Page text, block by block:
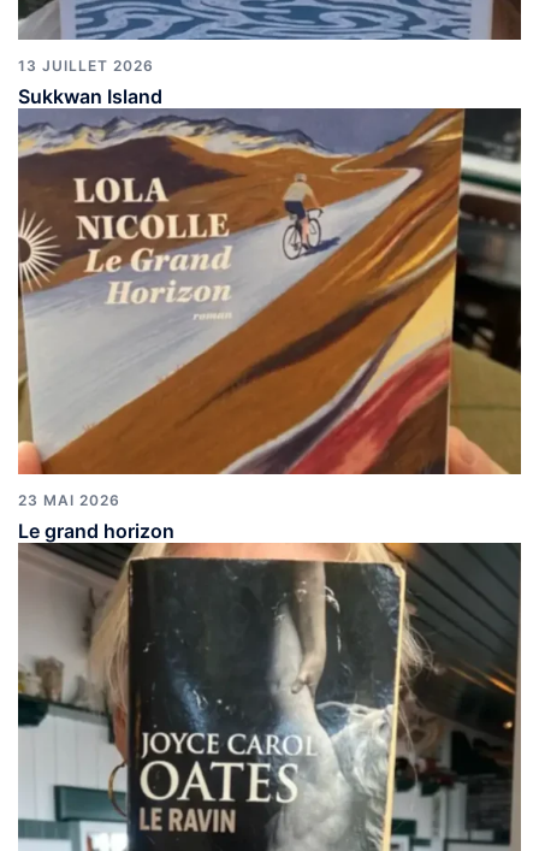
13 JUILLET 2026
Sukkwan Island
23 MAI 2026
Le grand horizon